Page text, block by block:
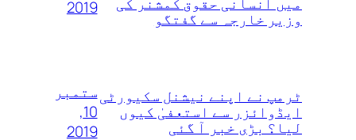
وزیر خارجہ سے گفتگو
2019
ٹرمپ نے اپنے نیشنل سکیورٹی
ایڈوائزر سے استعفیٰ کیوں
لیا؟ بڑی خبر آ گئی
ستمبر
10,
2019